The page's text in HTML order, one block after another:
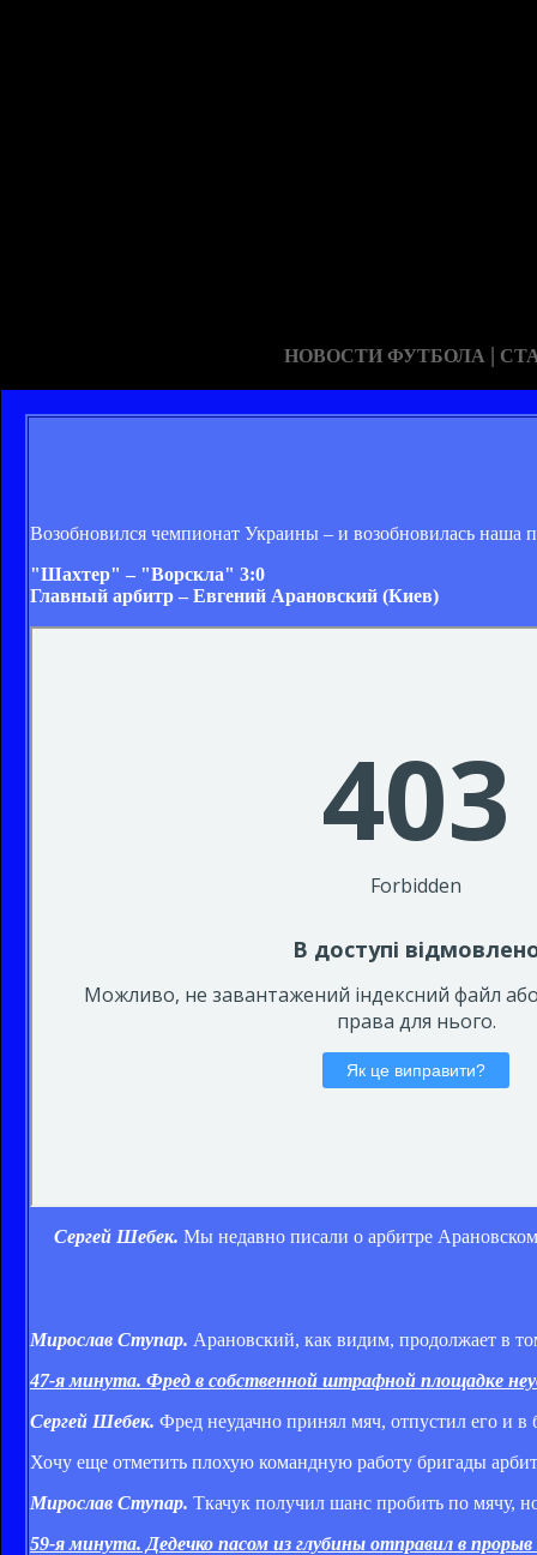
НОВОСТИ ФУТБОЛА |
Возобновился чемпионат Украины – и возобновилась
"Шахтер" – "Ворскла" 3:0
Главный арбитр – Евгений Арановский (Киев)
Сергей Шебек. Мы недавно писали о арбитре
Мирослав Ступар. Арановский, как видим, продолжает в
47-я минута. Фред в собственной штрафной площадке
Сергей Шебек. Фред неудачно принял мяч, отпустил его и в
Хочу еще отметить плохую командную работу бригады
Мирослав Ступар. Ткачук получил шанс пробить по мячу,
59-я минута. Дедечко пасом из глубины отправил в